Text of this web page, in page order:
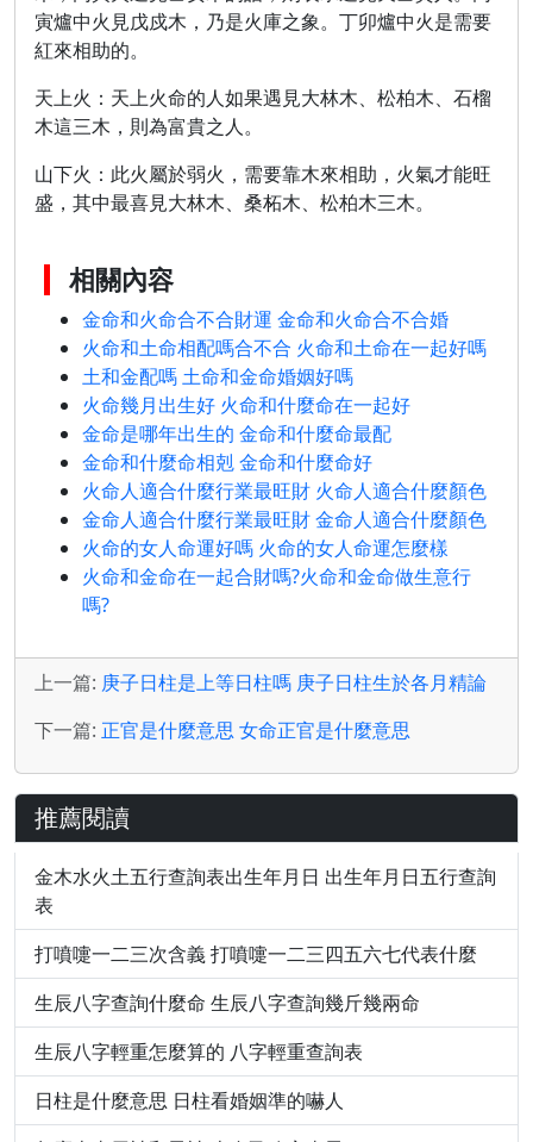
寅爐中火見戊戍木，乃是火庫之象。丁卯爐中火是需要
紅來相助的。
天上火：天上火命的人如果遇見大林木、松柏木、石榴
木這三木，則為富貴之人。
山下火：此火屬於弱火，需要靠木來相助，火氣才能旺
盛，其中最喜見大林木、桑柘木、松柏木三木。
相關內容
金命和火命合不合財運 金命和火命合不合婚
火命和土命相配嗎合不合 火命和土命在一起好嗎
土和金配嗎 土命和金命婚姻好嗎
火命幾月出生好 火命和什麼命在一起好
金命是哪年出生的 金命和什麼命最配
金命和什麼命相剋 金命和什麼命好
火命人適合什麼行業最旺財 火命人適合什麼顏色
金命人適合什麼行業最旺財 金命人適合什麼顏色
火命的女人命運好嗎 火命的女人命運怎麼樣
火命和金命在一起合財嗎?火命和金命做生意行
嗎?
上一篇: 庚子日柱是上等日柱嗎 庚子日柱生於各月精論
下一篇: 正官是什麼意思 女命正官是什麼意思
推薦閱讀
金木水火土五行查詢表出生年月日 出生年月日五行查詢
表
打噴嚏一二三次含義 打噴嚏一二三四五六七代表什麼
生辰八字查詢什麼命 生辰八字查詢幾斤幾兩命
生辰八字輕重怎麼算的 八字輕重查詢表
日柱是什麼意思 日柱看婚姻準的嚇人